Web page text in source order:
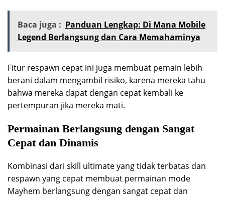
Baca juga : Panduan Lengkap: Di Mana Mobile
Legend Berlangsung dan Cara Memahaminya
Fitur respawn cepat ini juga membuat pemain lebih
berani dalam mengambil risiko, karena mereka tahu
bahwa mereka dapat dengan cepat kembali ke
pertempuran jika mereka mati.
Permainan Berlangsung dengan Sangat
Cepat dan Dinamis
Kombinasi dari skill ultimate yang tidak terbatas dan
respawn yang cepat membuat permainan mode
Mayhem berlangsung dengan sangat cepat dan